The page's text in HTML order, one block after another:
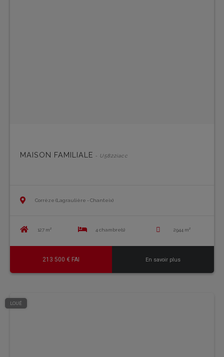
MAISON FAMILIALE - U5822iacc
Corrèze (Lagraulière - Chanteix)
127 m² 4 chambre(s) 2944 m²
213 500 € FAI En savoir plus
LOUÉ